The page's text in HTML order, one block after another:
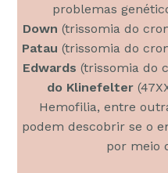
problemas
Down (trissomia do
Patau (trissomia do
Edwards (trissomia do
do Klinefelter
Hemofilia, entre
podem descobrir se o
por meio